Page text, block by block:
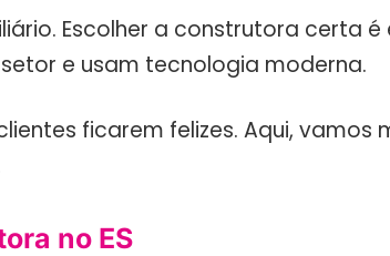
Escolher a construtora certa
e usam tecnologia moderna.
ficarem felizes. Aqui,
no ES